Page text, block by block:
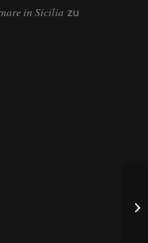
in Sicilia zu